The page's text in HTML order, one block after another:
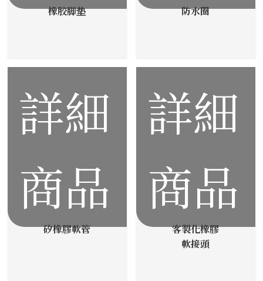
橡胶脚垫 防水圈
詳細
商品
矽橡膠軟管
詳細
商品
客製化橡膠
軟接頭